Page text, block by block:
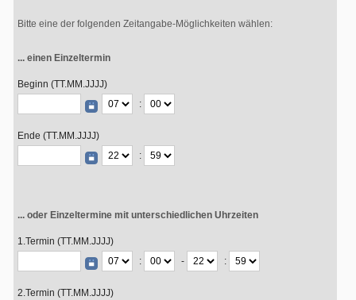
Bitte eine der folgenden Zeitangabe-Möglichkeiten wählen:
... einen Einzeltermin
Beginn (TT.MM.JJJJ)
:
Ende (TT.MM.JJJJ)
:
... oder Einzeltermine mit unterschiedlichen Uhrzeiten
1.Termin (TT.MM.JJJJ)
:
- :
2.Termin (TT.MM.JJJJ)